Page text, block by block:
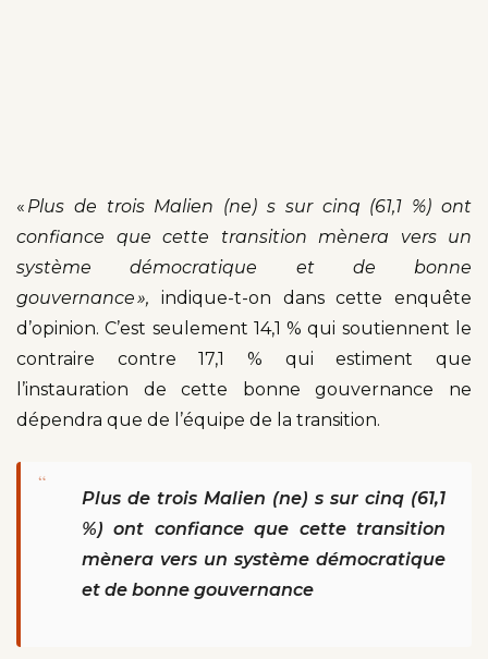
« Plus de trois Malien (ne) s sur cinq (61,1 %) ont
confiance que cette transition mènera vers un
système démocratique et de bonne
gouvernance », indique-t-on dans cette enquête
d’opinion. C’est seulement 14,1 % qui soutiennent le
contraire contre 17,1 % qui estiment que
l’instauration de cette bonne gouvernance ne
dépendra que de l’équipe de la transition.
“
Plus de trois Malien (ne) s sur cinq (61,1
%) ont confiance que cette transition
mènera vers un système démocratique
et de bonne gouvernance